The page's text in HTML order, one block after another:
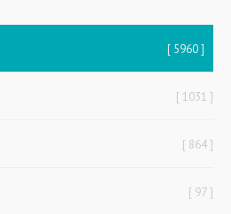
5960
1031
864
97